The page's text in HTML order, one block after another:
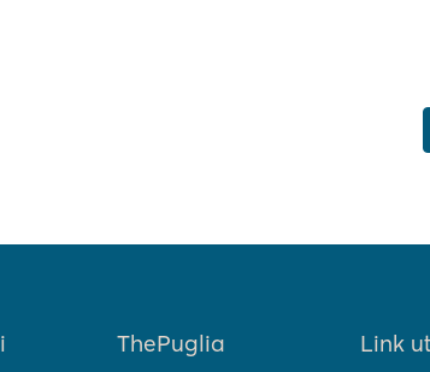
ThePuglia Link